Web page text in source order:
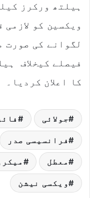
ہیلتھ ورکرز
ویکسین کو
لگوانے کی صورت
فیصلے کیخلاف
کا اعلان کردیا۔
جولائی
فرانسیسی صدر
معطل
ویکسی نیشن